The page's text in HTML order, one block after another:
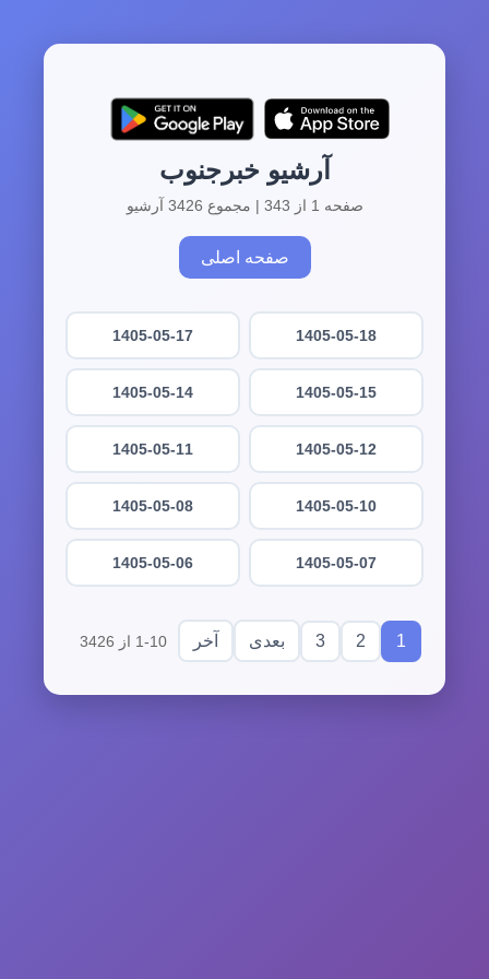
آرشیو خبرجنوب
صفحه 1 از 343 | مجموع 3426 آرشیو
صفحه اصلی
1405-05-18
1405-05-17
1405-05-15
1405-05-14
1405-05-12
1405-05-11
1405-05-10
1405-05-08
1405-05-07
1405-05-06
1
2
3 بعدی آخر 1-10 از 3426